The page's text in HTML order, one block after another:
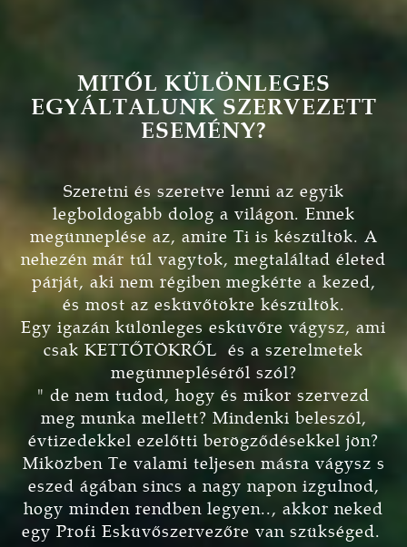
MITŐL KÜLÖNLEGES
EGYÁLTALUNK SZERVEZETT
ESEMÉNY?
Szeretni és szeretve lenni az egyik
legboldogabb dolog a világon. Ennek
megünneplése az, amire Ti is készültök. A
nehezén már túl vagytok, megtaláltad életed
párját, aki nem régiben megkérte a kezed,
és most az esküvőtökre készültök.
Egy igazán különleges esküvőre vágysz, ami
csak KETTŐTÖKRŐL és a szerelmetek
megünnepléséről szól?
" de nem tudod, hogy és mikor szervezd
meg munka mellett? Mindenki beleszól,
évtizedekkel ezelőtti berögződésekkel jön?
Miközben Te valami teljesen másra vágysz s
eszed ágában sincs a nagy napon izgulnod,
hogy minden rendben legyen.., akkor neked
egy Profi Esküvőszervezőre van szükséged.